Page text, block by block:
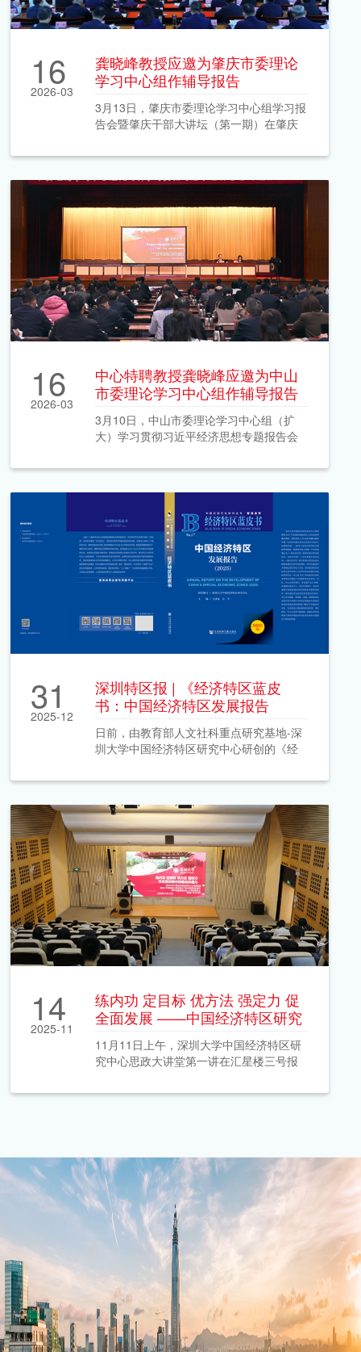
16
2026-03
龚晓峰教授应邀为肇庆市委理论
学习中心组作辅导报告
3月13日，肇庆市委理论学习中心组学习报
告会暨肇庆干部大讲坛（第一期）在肇庆
区研究中心教授、
16
2026-03
中心特聘教授龚晓峰应邀为中山
市委理论学习中心组作辅导报告
3月10日，中山市委理论学习中心组（扩
大）学习贯彻习近平经济思想专题报告会
31
2025-12
深圳特区报 | 《经济特区蓝皮
书：中国经济特区发展报告
（2025）》出版发行
日前，由教育部人文社科重点研究基地-深
圳大学中国经济特区研究中心研创的《经
（2025）》由社会科学文献出版社正式发
14
2025-11
练内功 定目标 优方法 强定力 促
全面发展 ——中国经济特区研究
中心思政大讲堂第一讲开讲
11月11日上午，深圳大学中国经济特区研
究中心思政大讲堂第一讲在汇星楼三号报